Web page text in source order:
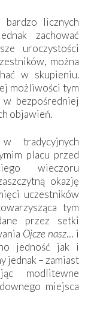
bardzo licznych
zachować
uroczystości
można
w skupieniu.
możliwości tym
bezpośredniej
objawień.
tradycyjnych
placu przed
wieczoru
okazję
uczestników
tym
przez setki
Ojcze nasz… i
jedność jak i
jednak – zamiast
modlitewne
miejsca